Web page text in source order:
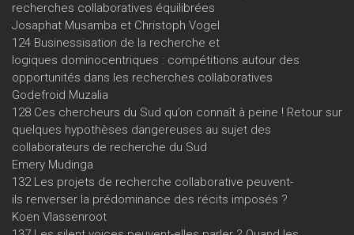
recherches collaboratives équilibrées
Josaphat Musamba et Christoph Vogel
124 Businessisation de la recherche et
logiques dominocentriques : compétitions autour des
opportunités dans les recherches collaboratives
Godefroid Muzalia
128 Ces chercheurs du Sud qu’on connaît à peine ! Retour sur
quelques hypothèses dangereuses au sujet des
collaborateurs de recherche du Sud
Emery Mudinga
132 Les projets de recherche collaborative peuvent-
ils renverser la prédominance des récits imposés ?
Koen Vlassenroot